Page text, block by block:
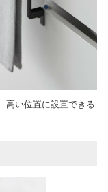
高い位置に設置できる